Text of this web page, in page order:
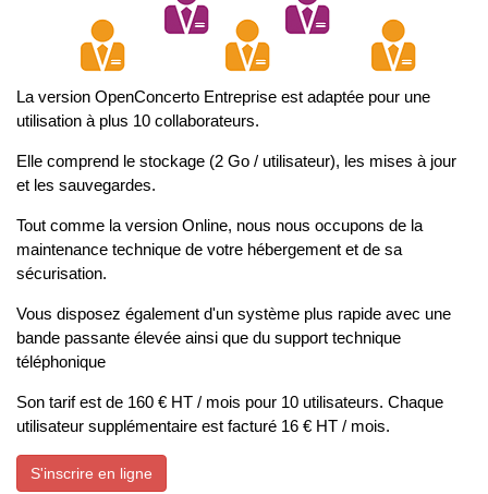
La version OpenConcerto Entreprise est adaptée pour une
utilisation à plus 10 collaborateurs.
Elle comprend le stockage (2 Go / utilisateur), les mises à jour
et les sauvegardes.
Tout comme la version Online, nous nous occupons de la
maintenance technique de votre hébergement et de sa
sécurisation.
Vous disposez également d'un système plus rapide avec une
bande passante élevée ainsi que du support technique
téléphonique
Son tarif est de 160 € HT / mois pour 10 utilisateurs. Chaque
utilisateur supplémentaire est facturé 16 € HT / mois.
S'inscrire en ligne